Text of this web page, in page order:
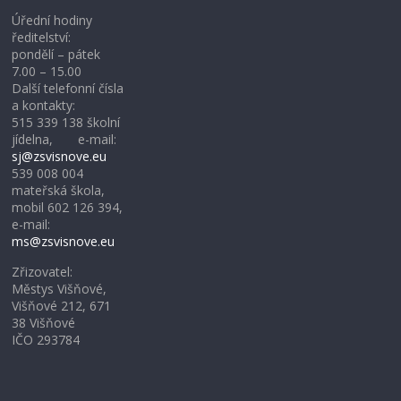
Úřední hodiny
ředitelství:
pondělí – pátek
7.00 – 15.00
Další telefonní čísla
a kontakty:
515 339 138 školní
jídelna, e-mail:
sj@zsvisnove.eu
539 008 004
mateřská škola,
mobil 602 126 394,
e-mail:
ms@zsvisnove.eu
Zřizovatel:
Městys Višňové,
Višňové 212, 671
38 Višňové
IČO 293784